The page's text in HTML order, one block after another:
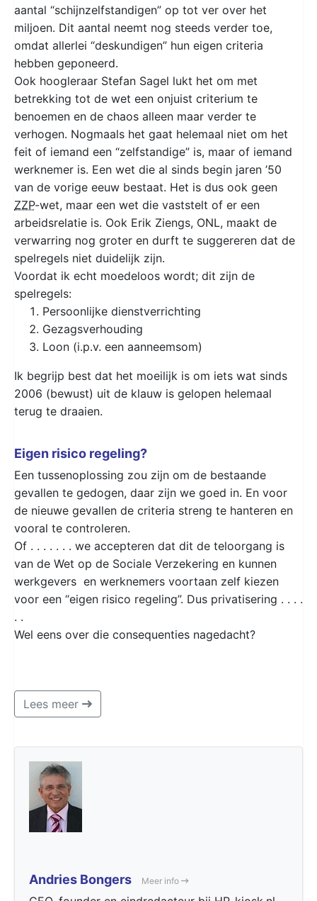
aantal “schijnzelfstandigen” op tot ver over het
miljoen. Dit aantal neemt nog steeds verder toe,
omdat allerlei “deskundigen” hun eigen criteria
hebben geponeerd.
Ook hoogleraar Stefan Sagel lukt het om met
betrekking tot de wet een onjuist criterium te
benoemen en de chaos alleen maar verder te
verhogen. Nogmaals het gaat helemaal niet om het
feit of iemand een “zelfstandige” is, maar of iemand
werknemer is. Een wet die al sinds begin jaren ’50
van de vorige eeuw bestaat. Het is dus ook geen
ZZP-wet, maar een wet die vaststelt of er een
arbeidsrelatie is. Ook Erik Ziengs, ONL, maakt de
verwarring nog groter en durft te suggereren dat de
spelregels niet duidelijk zijn.
Voordat ik echt moedeloos wordt; dit zijn de
spelregels:
Persoonlijke dienstverrichting
Gezagsverhouding
Loon (i.p.v. een aanneemsom)
Ik begrijp best dat het moeilijk is om iets wat sinds
2006 (bewust) uit de klauw is gelopen helemaal
terug te draaien.
Eigen risico regeling?
Een tussenoplossing zou zijn om de bestaande
gevallen te gedogen, daar zijn we goed in. En voor
de nieuwe gevallen de criteria streng te hanteren en
vooral te controleren.
Of . . . . . . . we accepteren dat dit de teloorgang is
van de Wet op de Sociale Verzekering en kunnen
werkgevers en werknemers voortaan zelf kiezen
voor een “eigen risico regeling”. Dus privatisering . . . .
. .
Wel eens over die consequenties nagedacht?
Lees meer
Andries Bongers Meer info